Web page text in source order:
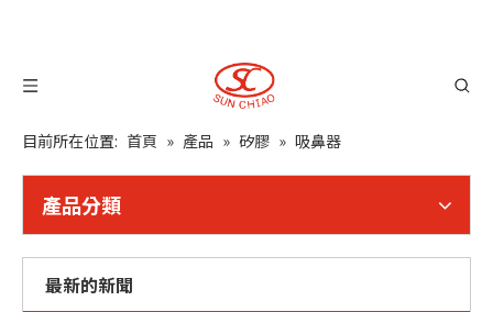
目前所在位置: 首頁 » 產品 » 矽膠 » 吸鼻器
產品分類
最新的新聞
橡膠零件常見問題與解決方案